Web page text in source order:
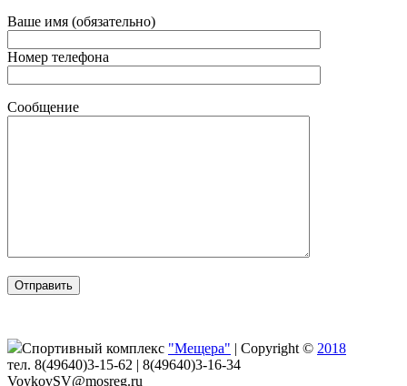
Ваше имя (обязательно)
Номер телефона
Сообщение
Спортивный комплекс "Мещера" | Copyright © 2018
тел. 8(49640)3-15-62 | 8(49640)3-16-34
VoykovSV@mosreg.ru